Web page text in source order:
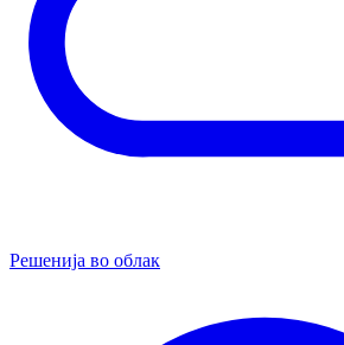
Решенија во облак